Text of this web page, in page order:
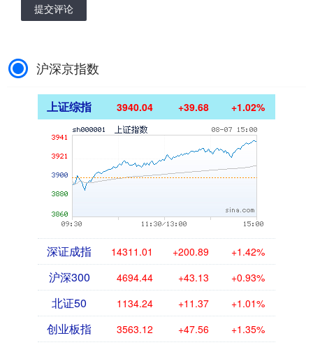
提交评论
沪深京指数
上证综指 3940.04 +39.68 +1.02%
深证成指 14311.01 +200.89 +1.42%
沪深300 4694.44 +43.13 +0.93%
北证50 1134.24 +11.37 +1.01%
创业板指 3563.12 +47.56 +1.35%